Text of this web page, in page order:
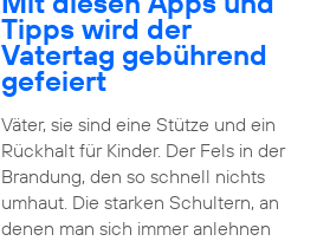
Tipps wird der
Vatertag gebührend
gefeiert
Väter, sie sind eine Stütze und ein
Rückhalt für Kinder. Der Fels in der
Brandung, den so schnell nichts
umhaut. Die starken Schultern, an
denen man sich immer anlehnen